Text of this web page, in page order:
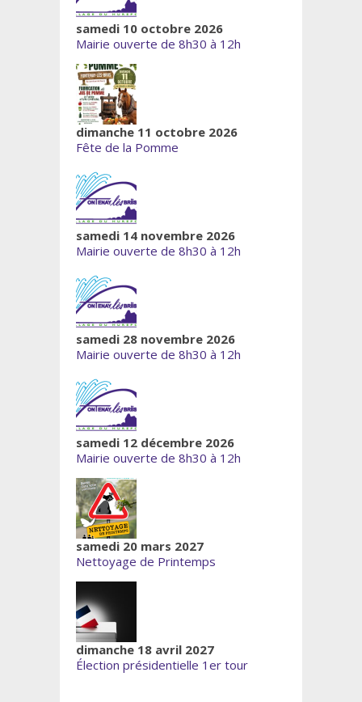
samedi 10 octobre 2026
Mairie ouverte de 8h30 à 12h
dimanche 11 octobre 2026
Fête de la Pomme
samedi 14 novembre 2026
Mairie ouverte de 8h30 à 12h
samedi 28 novembre 2026
Mairie ouverte de 8h30 à 12h
samedi 12 décembre 2026
Mairie ouverte de 8h30 à 12h
samedi 20 mars 2027
Nettoyage de Printemps
dimanche 18 avril 2027
Élection présidentielle 1er tour